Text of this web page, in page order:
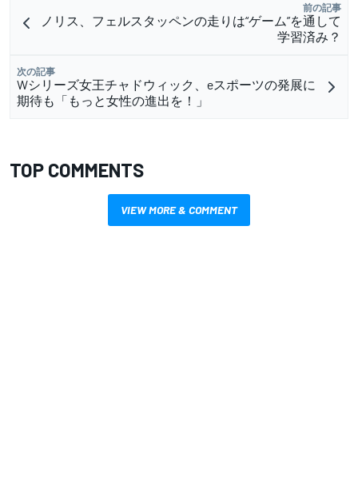
前の記事
ノリス、フェルスタッペンの走りは“ゲーム”を通して
学習済み？
次の記事
Wシリーズ女王チャドウィック、eスポーツの発展に
期待も「もっと女性の進出を！」
TOP COMMENTS
VIEW MORE & COMMENT